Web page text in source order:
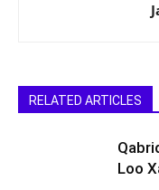
RELATED ARTICLES
Loo